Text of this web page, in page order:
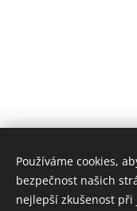
Používáme cookies,
bezpečnost našich
nejlepší zkušenost při